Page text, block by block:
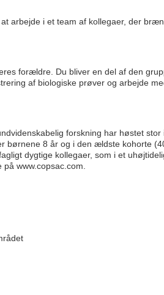
i et team af kollegaer, der
forældre. Du bliver en del af den
af biologiske prøver og arbejde
forskning har høstet
8 år og i den ældste kohorte
dygtige kollegaer, som i et
www.copsac.com.